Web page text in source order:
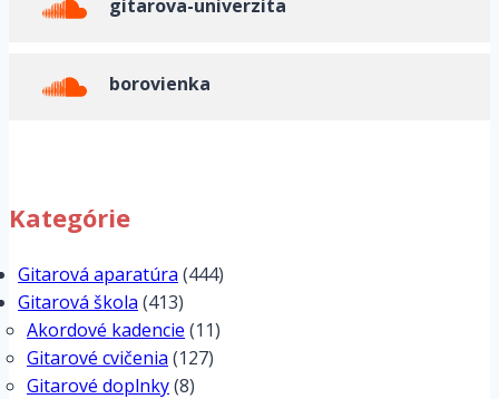
gitarova-univerzita
borovienka
Kategórie
Gitarová aparatúra (444)
Gitarová škola (413)
Akordové kadencie (11)
Gitarové cvičenia (127)
Gitarové doplnky(8)